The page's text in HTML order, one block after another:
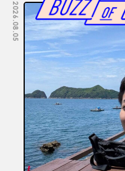
2026.08.05